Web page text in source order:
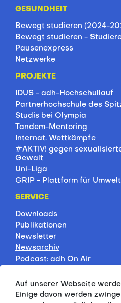
GESUNDHEIT
Bewegt studieren (2024-
Bewegt studieren -
Pausenexpress
Netzwerke
PROJEKTE
IDUS - adh-Hochschullauf
Partnerhochschule des
Studis bei Olympia
Tandem-Mentoring
Internat. Wettkämpfe
#AKTIV! gegen
Gewalt
Uni-Liga
GRIP - Plattform für
SERVICE
Downloads
Publikationen
Newsletter
Newsarchiv
Podcast: adh On Air
Rankings
Servicepartner
Auf unserer Webseite
Einige davon werden